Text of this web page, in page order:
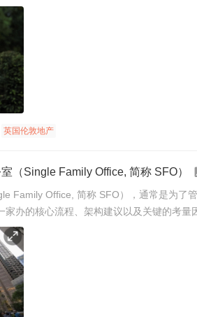
英国伦敦地产
（Single Family Office, 简称 SFO）
Family Office, 简称 SFO），通常是为了
办的核心流程、架构建议以及关键的考